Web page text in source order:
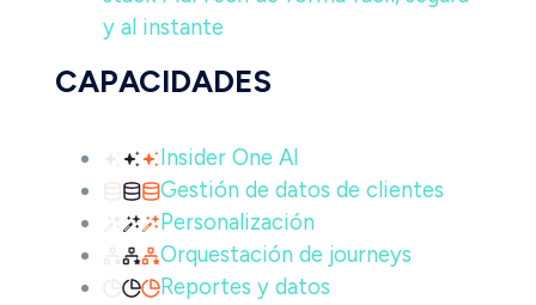
y al instante
CAPACIDADES
Insider One AI
Gestión de datos de clientes
Personalización
Orquestación de journeys
Reportes y datos